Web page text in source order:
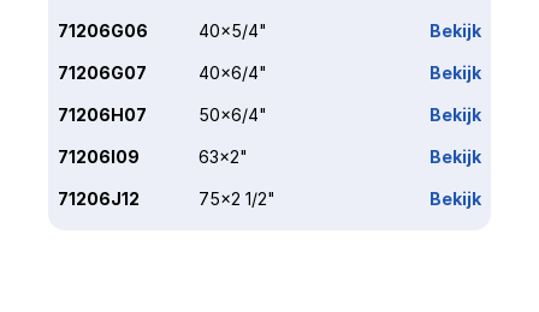
71206G06 40x5/4" Bekijk
71206G07 40x6/4" Bekijk
71206H07 50x6/4" Bekijk
71206I09 63x2" Bekijk
71206J12 75x2 1/2" Bekijk